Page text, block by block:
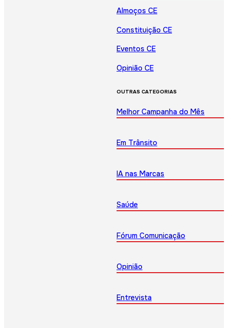
Almoços CE
Constituição CE
Eventos CE
Opinião CE
OUTRAS CATEGORIAS
Melhor Campanha do Mês
Em Trânsito
IA nas Marcas
Saúde
Fórum Comunicação
Opinião
Entrevista